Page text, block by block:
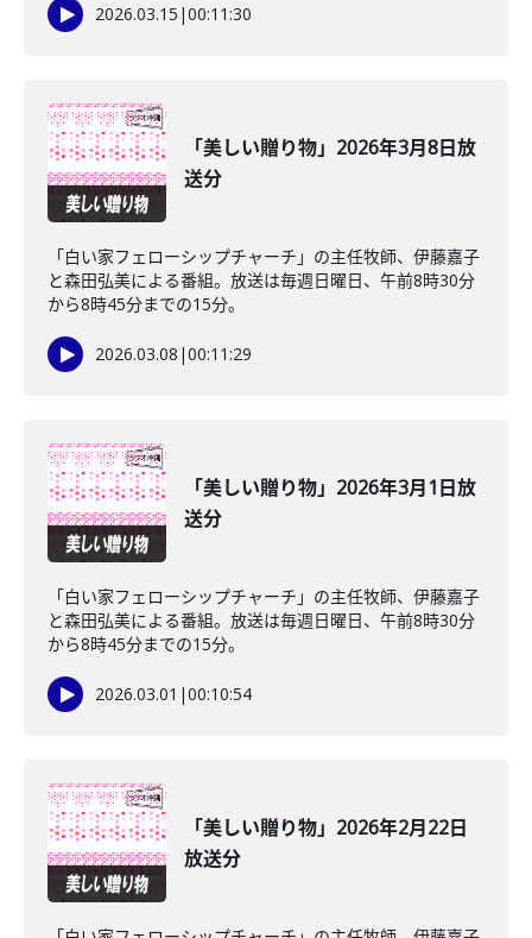
2026.03.15 |00:11:30
「美しい贈り物」2026年3月8日放
送分
「白い家フェローシップチャーチ」の主任牧師、伊藤嘉子
と森田弘美による番組。放送は毎週日曜日、午前8時30分
から8時45分までの15分。
2026.03.08 |00:11:29
「美しい贈り物」2026年3月1日放
送分
「白い家フェローシップチャーチ」の主任牧師、伊藤嘉子
と森田弘美による番組。放送は毎週日曜日、午前8時30分
から8時45分までの15分。
2026.03.01 |00:10:54
「美しい贈り物」2026年2月22日
放送分